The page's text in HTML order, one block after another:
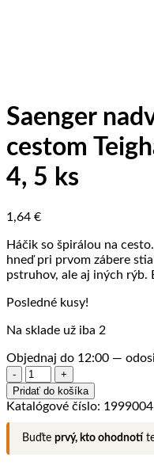
Saenger
cestom
4, 5 ks
1,64 €
Háčik so špirálou na
hneď pri prvom zábere
pstruhov, ale aj iných rýb.
Posledné kusy!
Na sklade už iba 2
Objednaj do 12:00 —
množstvo
Saenger
nadväzec
lov
Pridať do košíka
Katalógové číslo: 1999004
Buďte prvý, kto ohodnotí